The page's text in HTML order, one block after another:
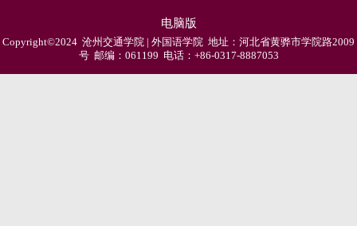
电脑版
Copyright©2024 沧州交通学院 | 外国语学院 地址：河北省黄骅市学院路2009
号 邮编：061199 电话：+86-0317-8887053